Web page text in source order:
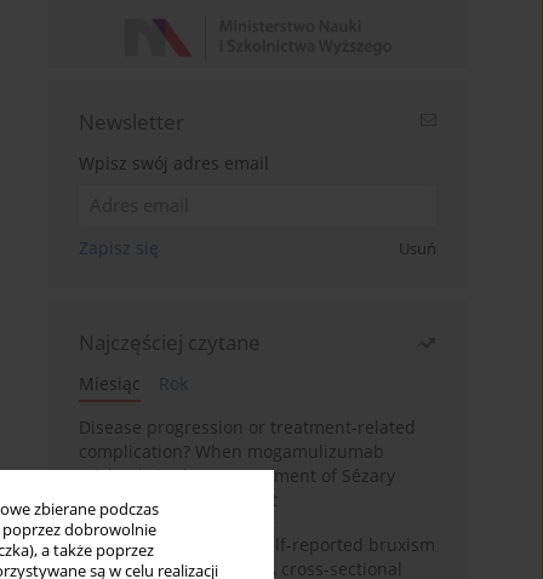
zbierane podczas
poprzez dobrowolnie
a także poprzez
są w celu realizacji
Newsletter
Wpisz swój adres email
Zapisz się Usuń
Najczęściej czytane
Miesiąc
Rok
Disease progression or treatment-related
complication? When mogamulizumab
misleads in the management of Sézary
syndrome: A case report
Personality traits and self-reported bruxism
in university students: A cross-sectional